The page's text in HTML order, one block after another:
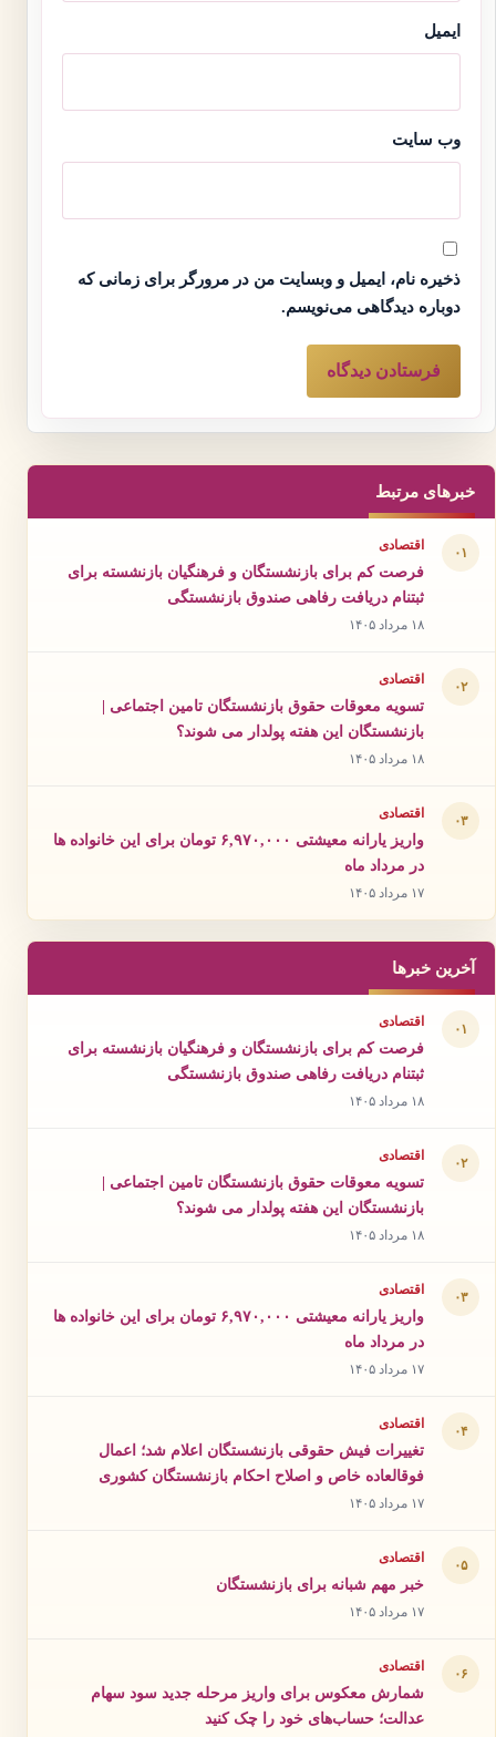
ایمیل
وب‌ سایت
ذخیره نام، ایمیل و وبسایت من در مرورگر برای زمانی که
دوباره دیدگاهی می‌نویسم.
خبرهای مرتبط
۰۱ اقتصادی
فرصت کم برای بازنشستگان و فرهنگیان بازنشسته برای
ثبتنام دریافت رفاهی صندوق بازنشستگی
۱۸ مرداد ۱۴۰۵
۰۲ اقتصادی
تسویه معوقات حقوق بازنشستگان تامین اجتماعی |
بازنشستگان این هفته پولدار می شوند؟
۱۸ مرداد ۱۴۰۵
۰۳ اقتصادی
واریز یارانه معیشتی ۶,۹۷۰,۰۰۰ تومان برای این خانواده ها
در مرداد ماه
۱۷ مرداد ۱۴۰۵
آخرین خبرها
۰۱ اقتصادی
فرصت کم برای بازنشستگان و فرهنگیان بازنشسته برای
ثبتنام دریافت رفاهی صندوق بازنشستگی
۱۸ مرداد ۱۴۰۵
۰۲ اقتصادی
تسویه معوقات حقوق بازنشستگان تامین اجتماعی |
بازنشستگان این هفته پولدار می شوند؟
۱۸ مرداد ۱۴۰۵
۰۳ اقتصادی
واریز یارانه معیشتی ۶,۹۷۰,۰۰۰ تومان برای این خانواده ها
در مرداد ماه
۱۷ مرداد ۱۴۰۵
۰۴ اقتصادی
تغییرات فیش حقوقی بازنشستگان اعلام شد؛ اعمال
فوقالعاده خاص و اصلاح احکام بازنشستگان کشوری
۱۷ مرداد ۱۴۰۵
۰۵ اقتصادی
خبر مهم شبانه برای بازنشستگان
۱۷ مرداد ۱۴۰۵
۰۶ اقتصادی
شمارش معکوس برای واریز مرحله جدید سود سهام
عدالت؛ حساب‌های خود را چک کنید